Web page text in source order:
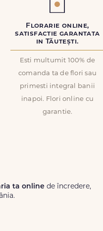
Florarie online,
satisfactie garantata
in Tăutești.
Esti multumit 100% de
comanda ta de flori sau
primesti integral banii
inapoi. Flori online cu
garantie.
ta online de încredere,